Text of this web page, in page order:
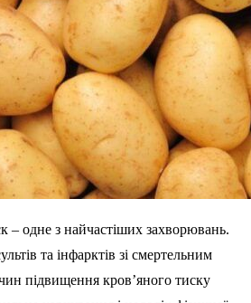
– одне з найчастіших захворювань.
та інфарктів зі смертельним
підвищення кров’яного тиску